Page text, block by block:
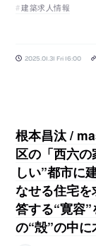
建築求人情報
2025.01.31 Fri 16:00
根本昌汰 /
区の「西六
しい”都市に
なせる住宅
答する“寛容
の“殻”の中